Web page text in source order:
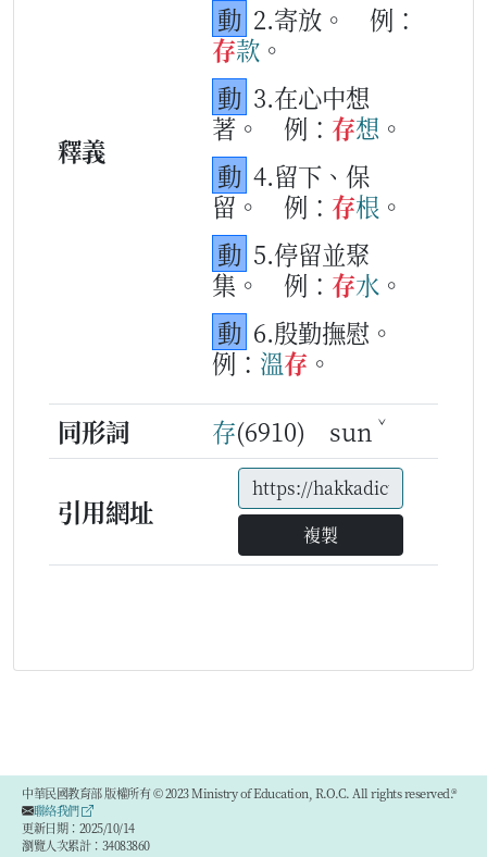
釋義
動 2.寄放。
例：
存款 。
動 3.在心中想
著。
例： 存想 。
動 4.留下、保
留。
例： 存根 。
動 5.停留並聚
集。
例： 存水 。
動 6.殷勤撫慰。
例： 溫存 。
同形詞
存(6910) sun ˇ
引用網址
複製
中華民國教育部 版權所有 © 2023 Ministry of Education, R.O.C. All rights reserved.®
聯絡我們
更新日期：2025/10/14
瀏覽人次累計：34083860